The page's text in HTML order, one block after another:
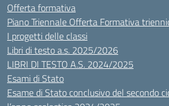
Offerta formativa
Piano Triennale Offerta Formativa
I progetti delle classi
Libri di testo a.s. 2025/2026
LIBRI DI TESTO A.S. 2024/2025
Esami di Stato
Esame di Stato conclusivo del secondo